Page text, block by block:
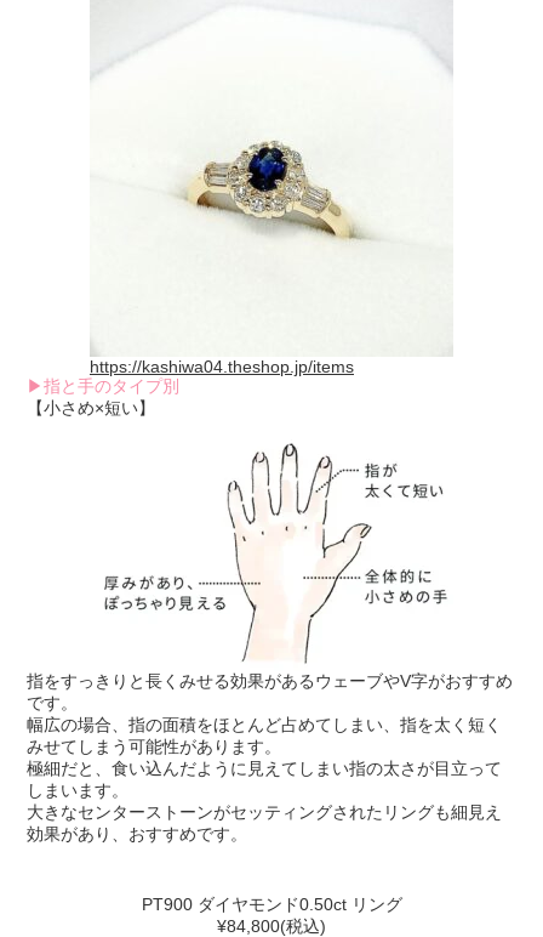
https://kashiwa04.theshop.jp/items
▶指と手のタイプ別
【小さめ×短い】
指をすっきりと長くみせる効果があるウェーブやV字がおすすめ
です。
幅広の場合、指の面積をほとんど占めてしまい、指を太く短く
みせてしまう可能性があります。
極細だと、食い込んだように見えてしまい指の太さが目立って
しまいます。
大きなセンターストーンがセッティングされたリングも細見え
効果があり、おすすめです。
PT900 ダイヤモンド0.50ct リング
¥84,800(税込)